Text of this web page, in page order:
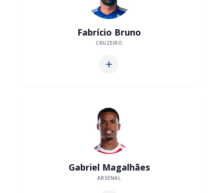
Fabrício Bruno
CRUZEIRO
add
Gabriel Magalhães
ARSENAL